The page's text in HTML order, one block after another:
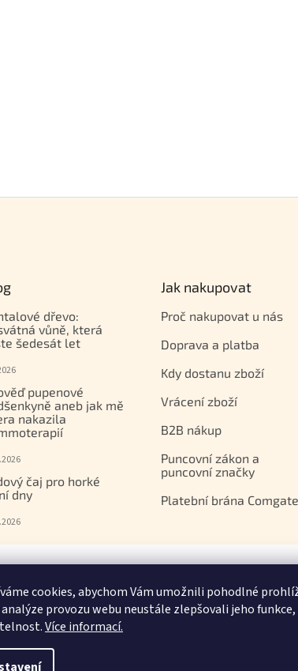
cookies, abychom Vám umožnili pohodlné
analýze provozu webu neustále zlepšovali jeho funkce,
Více informací.
dřevo:
vůně, která
šedesát let
pupenové
aneb jak mě
nakazila
čaj pro horké
dny
Jak nakupovat
Proč nakupovat u nás
Doprava a platba
Kdy dostanu zboží
Vrácení zboží
B2B nákup
Puncovní zákon a
puncovní značky
Platební brána Comgate
00 Brno, IČ 29366844
článků a fotografií je bez souhlasu ORIDON s.r.o. zakázáno.